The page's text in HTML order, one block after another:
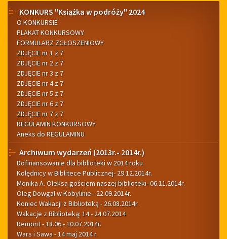
Menu
boczne
KONKURS "Książka w podróży" 2024
O KONKURSIE
PLAKAT KONKURSOWY
FORMULARZ ZGŁOSZENIOWY
ZDJĘCIE nr 1 z 7
ZDJĘCIE nr 2 z 7
ZDJĘCIE nr 3 z 7
ZDJĘCIE nr 4 z 7
ZDJĘCIE nr 5 z 7
ZDJĘCIE nr 6 z 7
ZDJĘCIE nr 7 z 7
REGULAMIN KONKURSOWY
Aneks do REGULAMINU
Archiwum wydarzeń (2013r.- 2014r.)
Dofinansowanie dla biblioteki w 2014 roku
Kolędnicy w Biblitece Publicznej- 29.12.2014r.
Monika A. Oleksa gościem naszej biblioteki- 06.11.2014r.
Oleg Dowgal w Kobylinie - 22.09.2014r.
Koniec Wakacji z Biblioteką - 26.08.2014r.
Wakacje z Biblioteką: 14 - 24.07.2014
Remont - 18.06.- 10.07.2014r.
Wars i Sawa - 14 maj 2014 r.